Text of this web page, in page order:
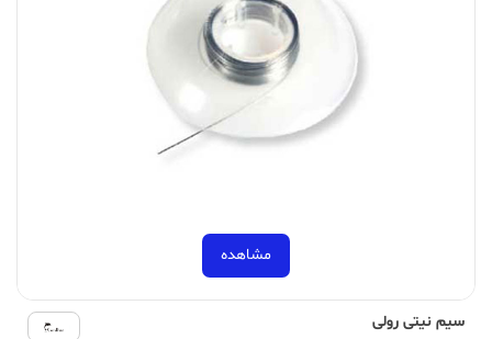
مشاهده
سیم نیتی رولی